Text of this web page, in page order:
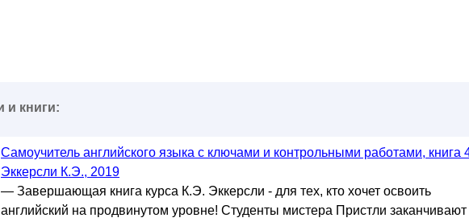
Самоучитель английского языка с ключами и контрольными работами, книга 4,
Эккерсли К.Э., 2019
— Завершающая книга курса К.Э. Эккерсли - для тех, кто хочет освоить